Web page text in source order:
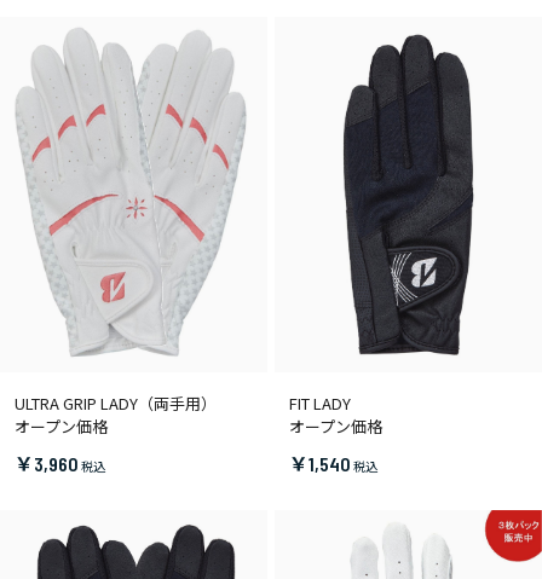
ULTRA GRIP LADY（両手用）
オープン価格
￥3,960
FIT LADY
オープン価格
￥1,540